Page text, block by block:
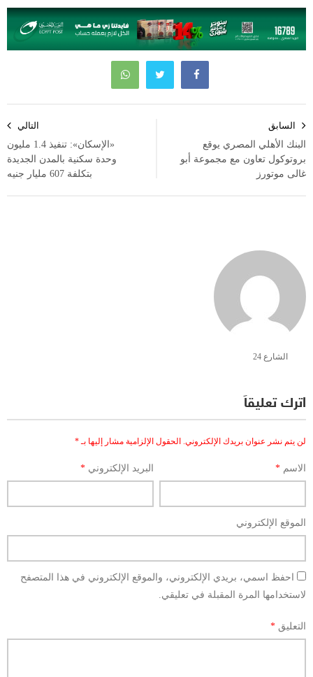
المقالات
السابق
البنك الأهلي المصري يوقع
بروتوكول تعاون مع مجموعة أبو
غالى موتورز
التالي
«الإسكان»: تنفيذ 1.4 مليون
وحدة سكنية بالمدن الجديدة
بتكلفة 607 مليار جنيه
الشارع 24
اترك تعليقاً
لن يتم نشر عنوان بريدك الإلكتروني. الحقول الإلزامية مشار إليها بـ*
الاسم * البريد الإلكتروني*
الموقع الإلكتروني
احفظ اسمي، بريدي الإلكتروني، والموقع الإلكتروني في هذا المتصفح
لاستخدامها المرة المقبلة في تعليقي.
التعليق *